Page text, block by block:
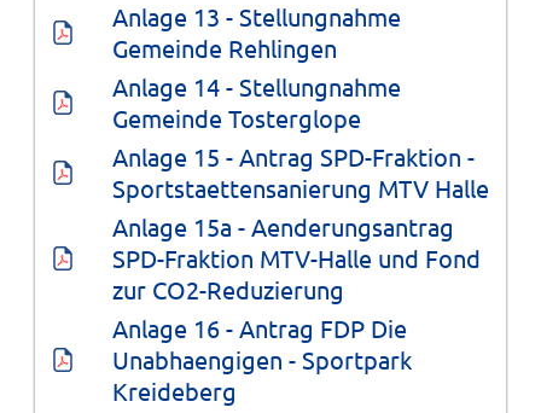
Anlage 13 - Stellungnahme
Gemeinde Rehlingen
Anlage 14 - Stellungnahme
Gemeinde Tosterglope
Anlage 15 - Antrag SPD-Fraktion -
Sportstaettensanierung MTV Halle
Anlage 15a - Aenderungsantrag
SPD-Fraktion MTV-Halle und Fond
zur CO2-Reduzierung
Anlage 16 - Antrag FDP Die
Unabhaengigen - Sportpark
Kreideberg